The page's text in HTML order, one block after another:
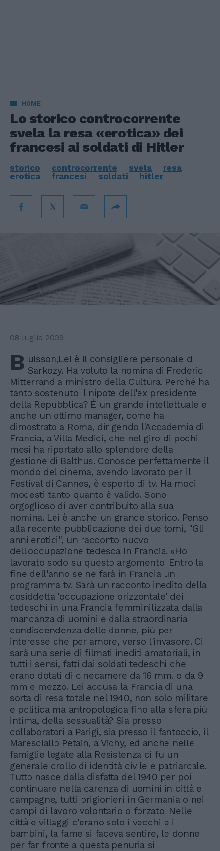
HOME
Lo storico controcorrente
svela la resa «erotica» dei
francesi ai soldati di Hitler
storico controcorrente svela
resa
erotica
francesi soldati hitler
08 luglio 2009
B uisson,Lei è il consigliere personale di
Sarkozy. Ha voluto la nomina di Frederic
Mitterrand a ministro della Cultura. Perché ha
tanto sostenuto il nipote dell'ex presidente
della Repubblica? È un grande intellettuale e
anche un ottimo manager, come ha
dimostrato a Roma, dirigendo l'Accademia di
Francia, a Villa Medici, che nel giro di pochi
mesi ha riportato allo splendore della
gestione di Balthus. Conosce perfettamente il
mondo del cinema, avendo lavorato per il
Festival di Cannes, è esperto di tv. Ha modi
modesti tanto quanto è valido. Sono
orgoglioso di aver contribuito alla sua
nomina. Lei è anche un grande storico. Penso
alla recente pubblicazione dei due tomi, "Gli
anni erotici", un racconto nuovo
dell'occupazione tedesca in Francia. «Ho
lavorato sodo su questo argomento. Entro la
fine dell'anno se ne farà in Francia un
programma tv. Sarà un racconto inedito della
cosiddetta 'occupazione orizzontale' dei
tedeschi in una Francia femminilizzata dalla
mancanza di uomini e dalla straordinaria
condiscendenza delle donne, più per
interesse che per amore, verso l'invasore. Ci
sarà una serie di filmati inediti amatoriali, in
tutti i sensi, fatti dai soldati tedeschi che
erano dotati di cinecamere da 16 mm. o da 9
mm e mezzo. Lei accusa la Francia di una
sorta di resa totale nel 1940, non solo militare
e politica ma antropologica fino alla sfera più
intima, della sessualità? Sia presso i
collaboratori a Parigi, sia presso il fantoccio, il
Maresciallo Petain, a Vichy, ed anche nelle
famiglie legate alla Resistenza ci fu un
generale crollo di identità civile e patriarcale.
Tutto nasce dalla disfatta del 1940 per poi
continuare nella carenza di uomini in città e
campagne, tutti prigionieri in Germania o nei
campi di lavoro volontario o forzato. Nelle
città e villaggi c'erano solo i vecchi e i
bambini, la fame si faceva sentire, le donne
per far fronte a questa penuria si